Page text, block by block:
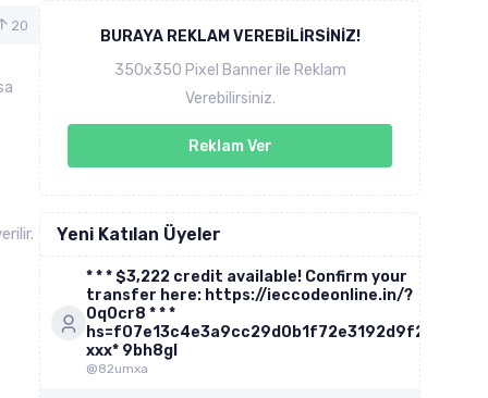
20
BURAYA REKLAM VEREBILIRSINIZ!
350x350 Pixel Banner ile Reklam
Verebilirsiniz.
Reklam Ver
Yeni Katılan Üyeler
* * * $3,222 credit available! Confirm your
transfer here: https://ieccodeonline.in/?
0q0cr8 * * *
hs=f07e13c4e3a9cc29d0b1f72e3192d9f2*
ххх* 9bh8gl
@82umxa